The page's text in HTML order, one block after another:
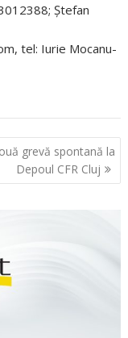
Ştefan
tel: Iurie Mocanu-
grevă spontană la
Depoul CFR Cluj